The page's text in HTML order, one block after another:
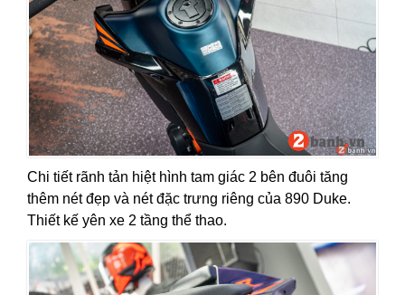
Chi tiết rãnh tản hiệt hình tam giác 2 bên đuôi tăng
thêm nét đẹp và nét đặc trưng riêng của 890 Duke.
Thiết kế yên xe 2 tầng thể thao.